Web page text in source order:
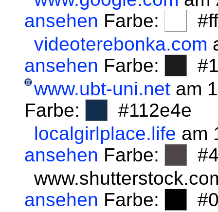
ansehen Farbe:
videoterebonka.com
ansehen Farbe:
www.ubt-uni.net am
Farbe:
#112e4e
localgirlplace.life am
ansehen Farbe:
ansehen Farbe: